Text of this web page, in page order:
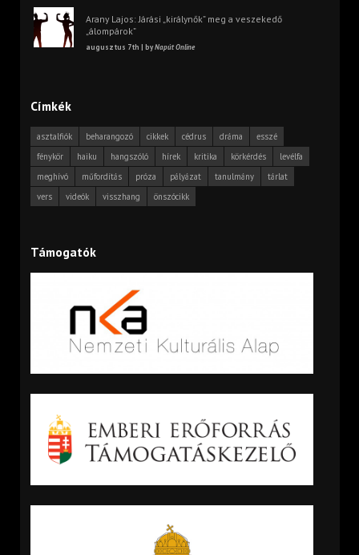
Arany Lajos: Járási „királynők” meg a veszekedő
„álompárok”
augusztus 7th | byNapút Online
Címkék
asztalfiók beharangozó cikkek cédrus dráma
esszé
fénykör
haiku hangszóló hírek kritika körkérdés
levélfa
meghívó
műfordítás próza pályázat tanulmány
tárlat
vers
videók visszhang önszócikk
Támogatók